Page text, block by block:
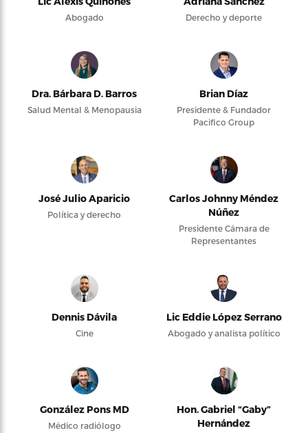
Abogado Derecho y deporte
Dra. Bárbara D. Barros
Salud Mental & Menopausia
Brian Díaz
Presidente & Fundador
Pacifico Group
José Julio Aparicio
Política y derecho
Carlos Johnny Méndez
Núñez
Presidente Cámara de
Representantes
Dennis Dávila
Cine
Lic Eddie López Serrano
Abogado y analista político
González Pons MD
Médico radiólogo
Hon. Gabriel “Gaby”
Hernández